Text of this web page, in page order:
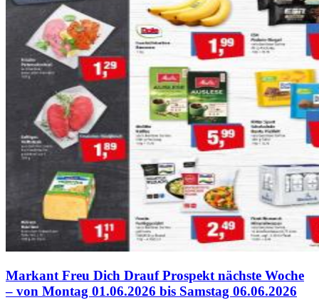
Markant Freu Dich Drauf Prospekt nächste Woche
– von Montag 01.06.2026 bis Samstag 06.06.2026